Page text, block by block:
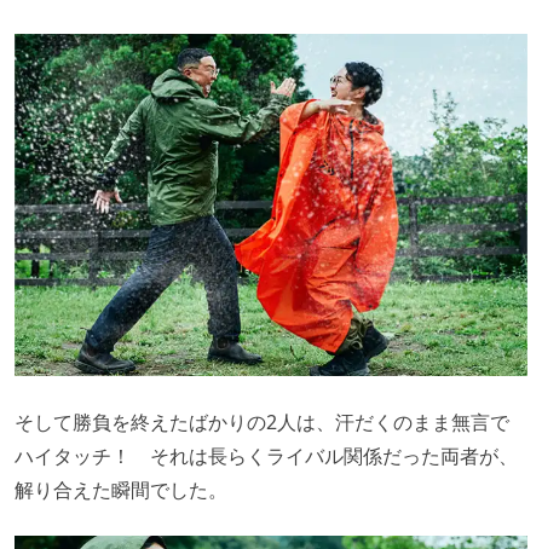
そして勝負を終えたばかりの2人は、汗だくのまま無言で
ハイタッチ！ それは長らくライバル関係だった両者が、
解り合えた瞬間でした。